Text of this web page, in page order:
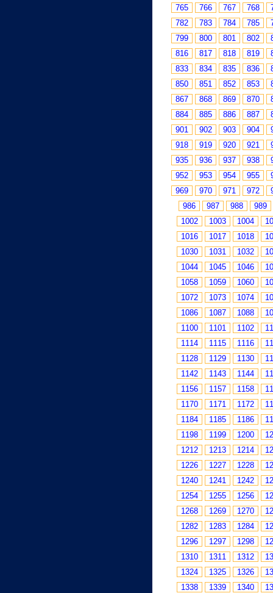
765 766 767 768
782
783 784 785
799
800 801 802
816
817 818 819
833
834 835 836
850
851 852 853
867
868 869 870
884
885 886 887
901
902 903 904
918
919 920 921
935
936 937 938
952
953 954 955
969
970 971 972
986
987 988
989
1002
1003 1004
1016
1017 1018
1030
1031 1032
1044
1045 1046
1058
1059 1060
1072
1073 1074
1086
1087 1088
1100
1101 1102
1114
1115 1116
1128
1129 1130
1142
1143 1144
1156
1157 1158
1170
1171 1172
1184
1185 1186
1198
1199 1200
1212
1213 1214
1226
1227 1228
1240
1241 1242
1254
1255 1256
1268
1269 1270
1282
1283 1284
1296
1297 1298
1310
1311 1312
1324
1325 1326
1338
1339 1340